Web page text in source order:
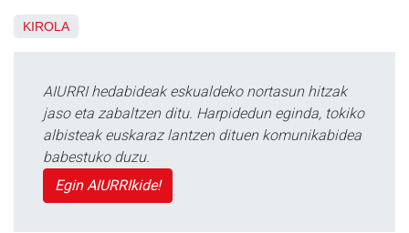
KIROLA
AIURRI hedabideak eskualdeko nortasun hitzak
jaso eta zabaltzen ditu. Harpidedun eginda, tokiko
albisteak euskaraz lantzen dituen komunikabidea
babestuko duzu.
Egin AIURRIkide!